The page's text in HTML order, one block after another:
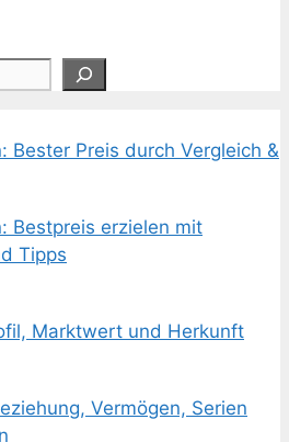
Bester Preis durch Vergleich &
Bestpreis erzielen mit
Tipps
Marktwert und Herkunft
Vermögen, Serien